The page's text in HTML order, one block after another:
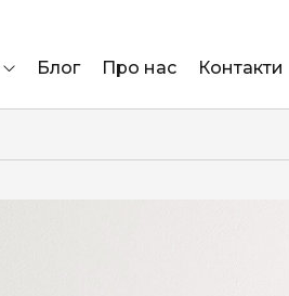
Блог Про нас Контакти